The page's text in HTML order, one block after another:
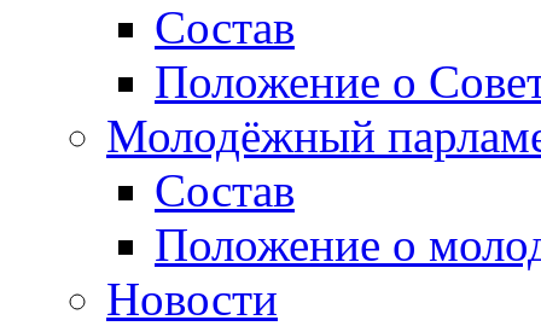
Состав
Положение о
Молодёжный
Состав
Положение о
Новости